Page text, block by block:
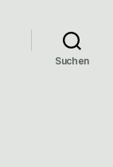
Suchen